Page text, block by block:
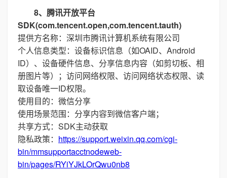
8、腾讯开放平台
SDK(com.tencent.open,com.tencent.tauth)
提供方名称：深圳市腾讯计算机系统有限公司
个人信息类型：设备标识信息（如OAID、Android
ID）、设备硬件信息、分享信息内容（如剪切板、相
册图片等）；访问网络权限、访问网络状态权限、读
取设备唯一ID权限。
使用目的：微信分享
使用场景范围：分享内容到微信客户端；
共享方式：SDK主动获取
隐私政策： https://support.weixin.qq.com/cgi-
bin/mmsupportacctnodeweb-
bin/pages/RYiYJkLOrQwu0nb8